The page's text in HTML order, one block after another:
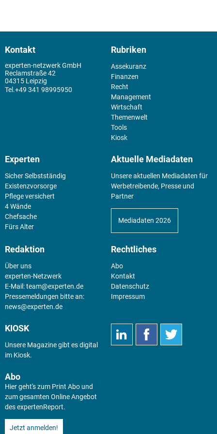
Kontakt
experten-netzwerk GmbH
Reclamstraße 42
04315 Leipzig
+49 341 98995950
Rubriken
Assekuranz
Finanzen
Recht
Management
Wirtschaft
Themenwelt
Tools
Kiosk
Experten
Sicher Selbstständig
Existenz­vorsorge
Pflege versichert
4 Wände
Chefsache
Fürs Alter
Aktuelle Mediadaten
Unsere aktuellen Mediadaten für
Werbetreibende, Presse und
Partner
Mediadaten 2026
Redaktion
Über uns
experten-Netzwerk
E-Mail:team@experten.de
Pressemeldungen bitte an:
news@experten.de
Rechtliches
Abo
Kontakt
Datenschutz
Impressum
KIOSK
Unsere Magazine gibt es digital
im Kiosk.
Abo
Hier geht's zum Print Abo und
zum gesamten Online Angebot
des expertenReport.
Jetzt anmelden!